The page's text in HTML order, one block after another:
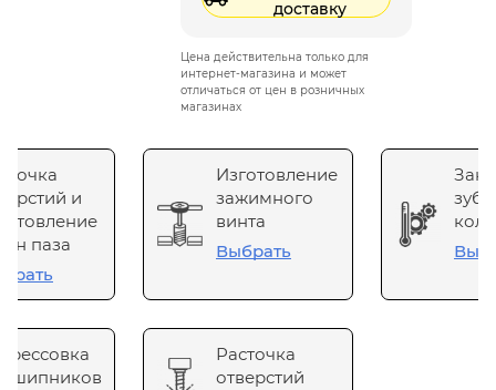
доставку
Цена действительна только для
интернет-магазина и может
отличаться от цен в розничных
магазинах
и
паза
Изготовление
зажимного
винта
Выбрать
Расточка
отверстий